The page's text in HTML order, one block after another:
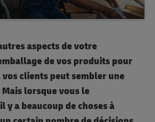
aspects de votre
de vos produits pour
vos clients peut sembler une
lorsque vous le
y a beaucoup de choses à